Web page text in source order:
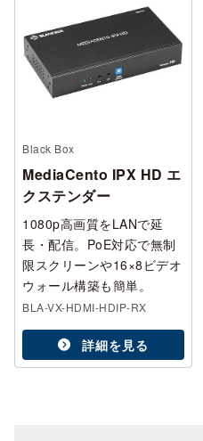
Black Box
MediaCento IPX HD エ
クステンダー
1080p高画質をLANで延
長・配信。PoE対応で無制
限スクリーンや16×8ビデオ
ウォール構築も簡単。
BLA-VX-HDMI-HDIP-RX
詳細を見る